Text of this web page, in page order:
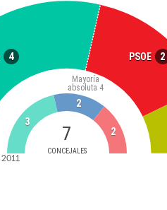
4 PSOE 2
7
CONCEJALES
Mayoría
absoluta 4
3
2
2
2011